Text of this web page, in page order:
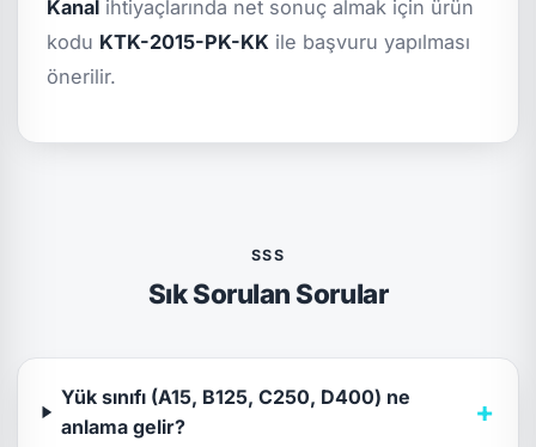
Kanal ihtiyaçlarında net sonuç almak için ürün
kodu KTK-2015-PK-KK ile başvuru yapılması
önerilir.
SSS
Sık Sorulan Sorular
Yük sınıfı (A15, B125, C250, D400) ne
anlama gelir?
+